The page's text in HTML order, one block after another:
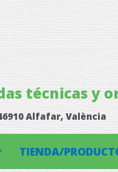
técnicas y
Alfafar, València
TIENDA/